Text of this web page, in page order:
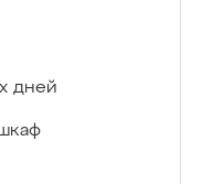
дней